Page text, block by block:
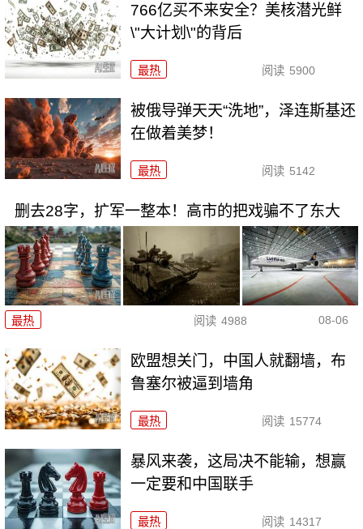
766亿买不来安全？美核潜光鲜
\"大计划\"的背后
最热 阅读 5900
被俄导弹天天“洗地”，泽连斯基还
在做着美梦！
最热 阅读 5142
删去28字，扩军一整本！高市的把戏骗不了东大
最热 阅读 4988 08-06
欧盟想关门，中国人就翻墙，布
鲁塞尔被逼到墙角
最热 阅读 15774
暴风来袭，这局决不能输，想赢
一定要和中国联手
最热 阅读 14317